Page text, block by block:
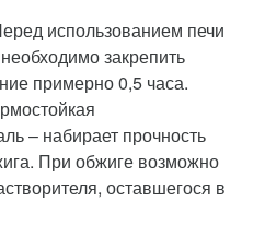
использованием печи
закрепить
примерно 0,5 часа.
– набирает прочность
При обжиге возможно
оставшегося в